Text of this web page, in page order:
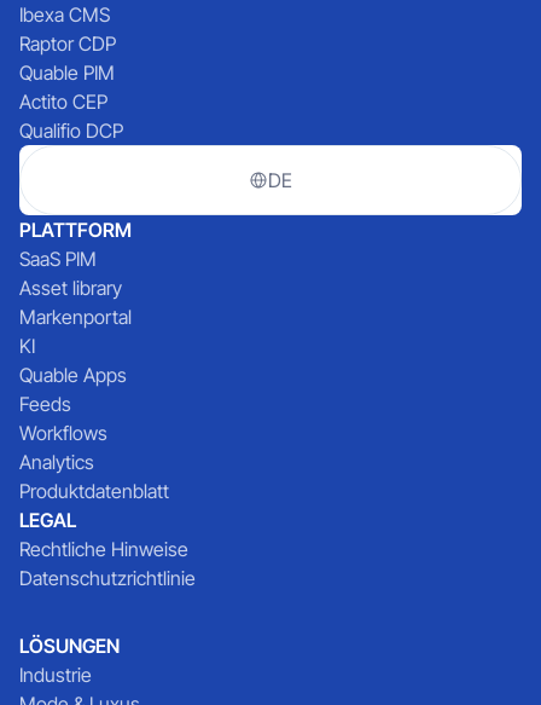
Ibexa CMS
Raptor CDP
Quable PIM
Actito CEP
Qualifio DCP
DE
PLATTFORM
SaaS PIM
Asset library
Markenportal
KI
Quable Apps
Feeds
Workflows
Analytics
Produktdatenblatt
LEGAL
Rechtliche Hinweise
Datenschutzrichtlinie
LÖSUNGEN
Industrie